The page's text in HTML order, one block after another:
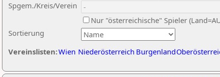
Sortierung
Spgem./Kreis/Verein
Nur "österreichische" Spieler
Vereinslisten:Wien Niederösterreich Burgenland